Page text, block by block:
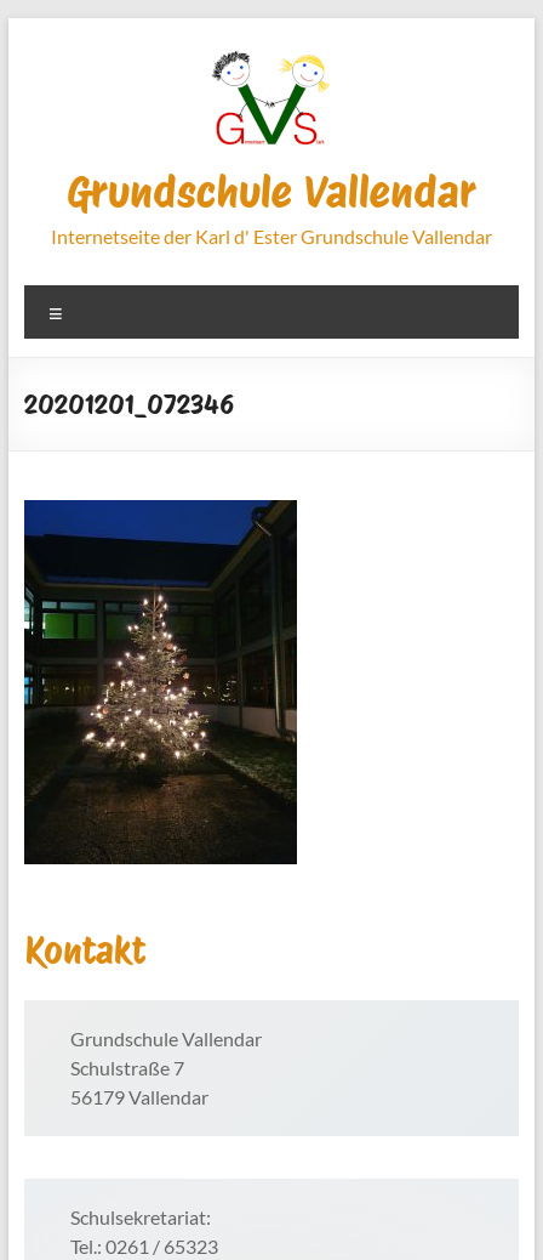
Grundschule Vallendar
Internetseite der Karl d' Ester Grundschule Vallendar
20201201_072346
Kontakt
Grundschule Vallendar
Schulstraße 7
56179 Vallendar
Schulsekretariat:
Tel.: 0261 / 65323